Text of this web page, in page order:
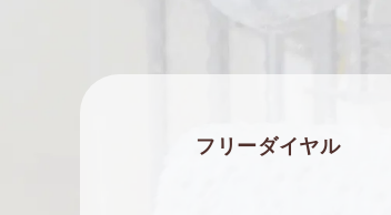
フリーダイヤル